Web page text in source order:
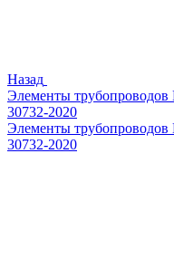
Назад
Элементы
30732-2020
Элементы
30732-2020